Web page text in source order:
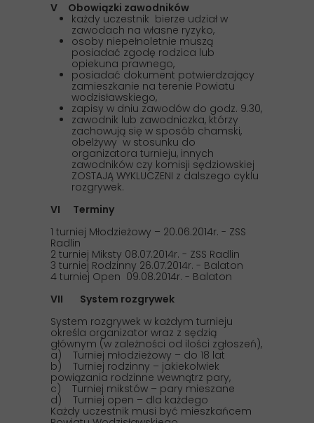
V Obowiązki zawodników
każdy uczestnik bierze udział w
zawodach na własne ryzyko,
osoby niepełnoletnie muszą
posiadać zgodę rodzica lub
opiekuna prawnego,
posiadać dokument potwierdzający
zamieszkanie na terenie Powiatu
wodzisławskiego,
zapisy w dniu zawodów do godz. 9.30,
zawodnik lub zawodniczka, którzy
zachowują się w sposób chamski,
obelżywy w stosunku do
organizatora turnieju, innych
zawodników czy komisji sędziowskiej
ZOSTAJĄ WYKLUCZENI z dalszego cyklu
rozgrywek.
VI Terminy
1 turniej Młodzieżowy – 20.06.2014r. - ZSS
Radlin
2 turniej Miksty 08.07.2014r. - ZSS Radlin
3 turniej Rodzinny 26.07.2014r. - Balaton
4 turniej Open 09.08.2014r. - Balaton
VII System rozgrywek
System rozgrywek w każdym turnieju
określa organizator wraz z sędzią
głównym (w zależności od ilości zgłoszeń),
a) Turniej młodzieżowy – do 18 lat
b) Turniej rodzinny – jakiekolwiek
powiązania rodzinne wewnątrz pary,
c) Turniej mikstów – pary mieszane
d) Turniej open – dla każdego
Każdy uczestnik musi być mieszkańcem